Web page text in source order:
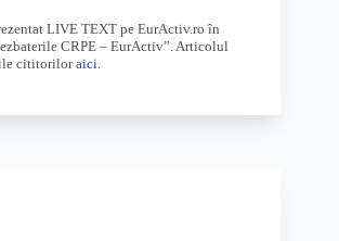
LIVE TEXT pe EurActiv.ro în
CRPE – EurActiv”. Articolul
cititoriloraici.